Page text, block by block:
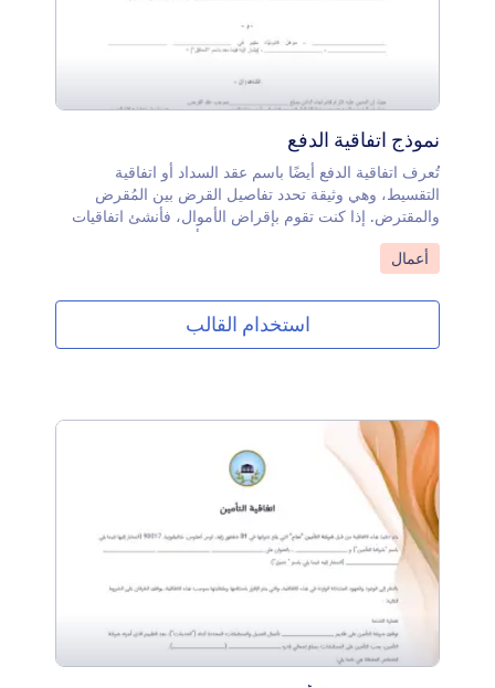
نموذج اتفاقية الدفع
تُعرف اتفاقية الدفع أيضًا باسم عقد السداد أو اتفاقية
التقسيط، وهي وثيقة تحدد تفاصيل القرض بين المُقرض
والمقترض. إذا كنت تقوم بإقراض الأموال، فأنشئ اتفاقيات
دفع احترافية وقم بملئها وتوقيعها على أي جهاز باستخدام
السحب والإفلات الخاصة بنا. يمكنك إضافة أو إزالة الحقول،
واختيار خطوط جديدة أو ألوان نصية، وإعداد ترتيب توقيع
فريد، وتخصيص رسائل البريد الإلكتروني الآلية. اجمع
بأمان في أي وقت وفي أي مكان، استخدم هذا القالب مع
Jotform Sign.
انتقل إلى الفئة:
أعمال
استخدام القالب